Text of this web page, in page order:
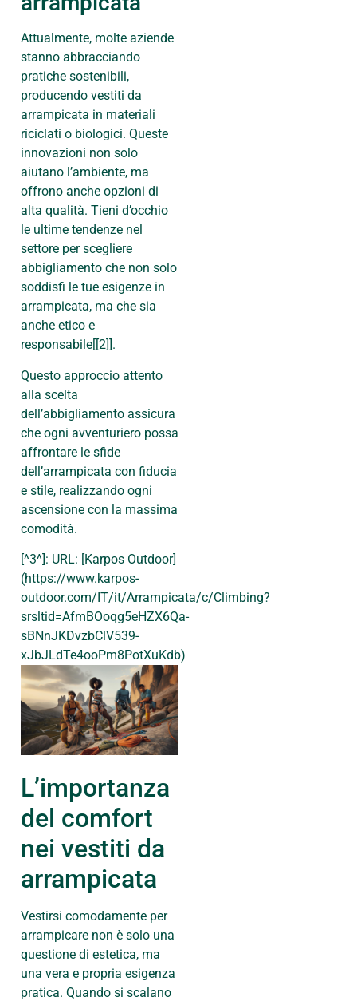
Attualmente, molte aziende
stanno abbracciando
pratiche sostenibili,
producendo vestiti da
arrampicata in materiali
riciclati o biologici. Queste
innovazioni non solo
aiutano l’ambiente, ma
offrono anche opzioni di
alta qualità. Tieni d’occhio
le ultime tendenze nel
settore per scegliere
abbigliamento che non solo
soddisfi le tue esigenze in
arrampicata, ma che sia
anche etico e
responsabile[[2]].
Questo approccio attento
alla scelta
dell’abbigliamento assicura
che ogni avventuriero possa
affrontare le sfide
dell’arrampicata con fiducia
e stile, realizzando ogni
ascensione con la massima
comodità.
[^3^]: URL: [Karpos Outdoor]
(https://www.karpos-
outdoor.com/IT/it/Arrampicata/c/Climbing?
srsltid=AfmBOoqg5eHZX6Qa-
sBNnJKDvzbClV539-
xJbJLdTe4ooPm8PotXuKdb)
L’importanza
del comfort
nei vestiti da
arrampicata
Vestirsi comodamente per
arrampicare non è solo una
questione di estetica, ma
una vera e propria esigenza
pratica. Quando si scalano